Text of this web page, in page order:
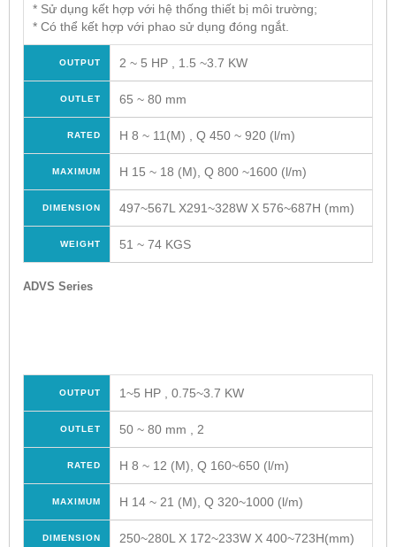
* Sử dụng kết hợp với hệ thống thiết bị môi trường;
* Có thể kết hợp với phao sử dụng đóng ngắt.
OUTPUT 2 ~ 5 HP , 1.5 ~3.7 KW
OUTLET 65 ~ 80 mm
RATED H 8 ~ 11(M) , Q 450 ~ 920 (l/m)
MAXIMUM H 15 ~ 18 (M), Q 800 ~1600 (l/m)
DIMENSION 497~567L X291~328W X 576~687H (mm)
WEIGHT 51 ~ 74 KGS
ADVS Series
OUTPUT 1~5 HP , 0.75~3.7 KW
OUTLET 50 ~ 80 mm , 2
RATED H 8 ~ 12 (M), Q 160~650 (l/m)
MAXIMUM H 14 ~ 21 (M), Q 320~1000 (l/m)
DIMENSION 250~280L X 172~233W X 400~723H(mm)